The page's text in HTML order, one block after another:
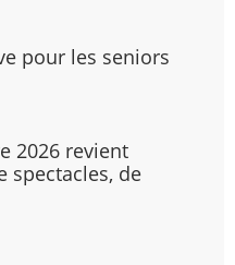
pour les seniors
2026 revient
spectacles, de